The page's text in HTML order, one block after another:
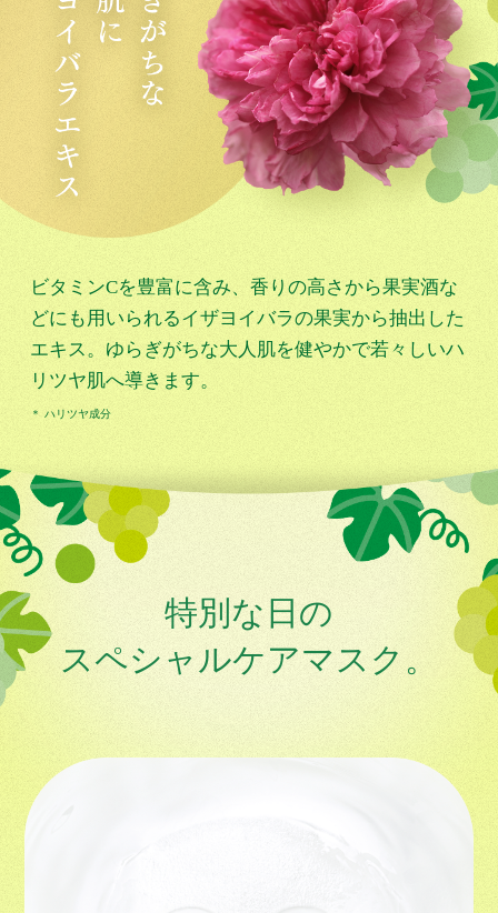
ビタミンCを豊富に含み、香りの高さから果実酒な
どにも用いられるイザヨイバラの果実から抽出した
エキス。ゆらぎがちな大人肌を健やかで若々しいハ
リツヤ肌へ導きます。
＊ ハリツヤ成分
特別な日の
スペシャルケアマスク。